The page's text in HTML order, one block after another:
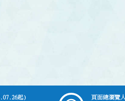
起) 頁面總瀏覽